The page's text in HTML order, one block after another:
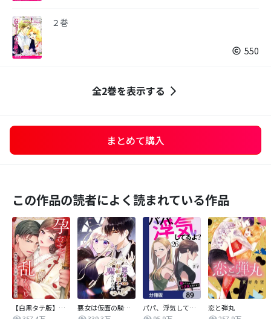
２巻
550
全2巻を表示する
まとめて購入
この作品の読者によく読まれている作品
【白黒タテ版】孕むまで乱れいけ～身代わり花嫁と軍服の猛愛
悪女は仮面の騎士に騙されない
パパ、浮気してるよ？娘と二人でクズ夫を捨てます【分冊版】
恋と弾丸